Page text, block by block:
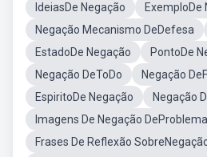
IdeiasDe Negação
ExemploDe
Negação Mecanismo DeDefesa
EstadoDe Negação
PontoDe
Negação DeToDo
Negação
EspiritoDe Negação
Negação
Imagens De Negação
Frases De Reflexão